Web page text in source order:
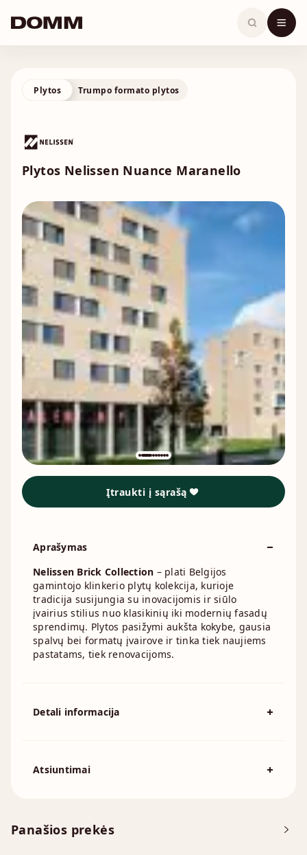
content
Plytos Trumpo formato plytos
Plytos Nelissen Nuance Maranello
Panašios prekės
Įtraukti į sąrašą
Aprašymas
Nelissen Brick Collection – plati Belgijos
gamintojo klinkerio plytų kolekcija, kurioje
tradicija susijungia su inovacijomis ir siūlo
įvairius stilius nuo klasikinių iki modernių fasadų
sprendimų. Plytos pasižymi aukšta kokybe, gausia
spalvų bei formatų įvairove ir tinka tiek naujiems
pastatams, tiek renovacijoms.
Detali informacija
Atsiuntimai